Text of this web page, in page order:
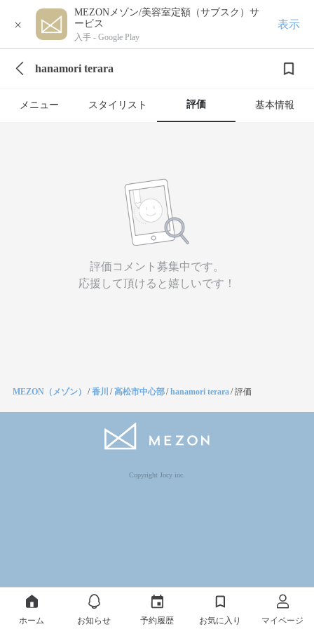
×
MEZONメゾン/美容室定額（サブスク）サ
ービス
入手 - Google Play
表示
hanamori terara
メニュー スタイリスト 評価 基本情報
評価コメント募集中です。
応援して頂けると嬉しいです！
MEZON（メゾン） /香川 /高松市中心部/hanamori terara/評価
Copyright Jocy inc.
ホーム お知らせ 予約履歴 お気に入り マイページ